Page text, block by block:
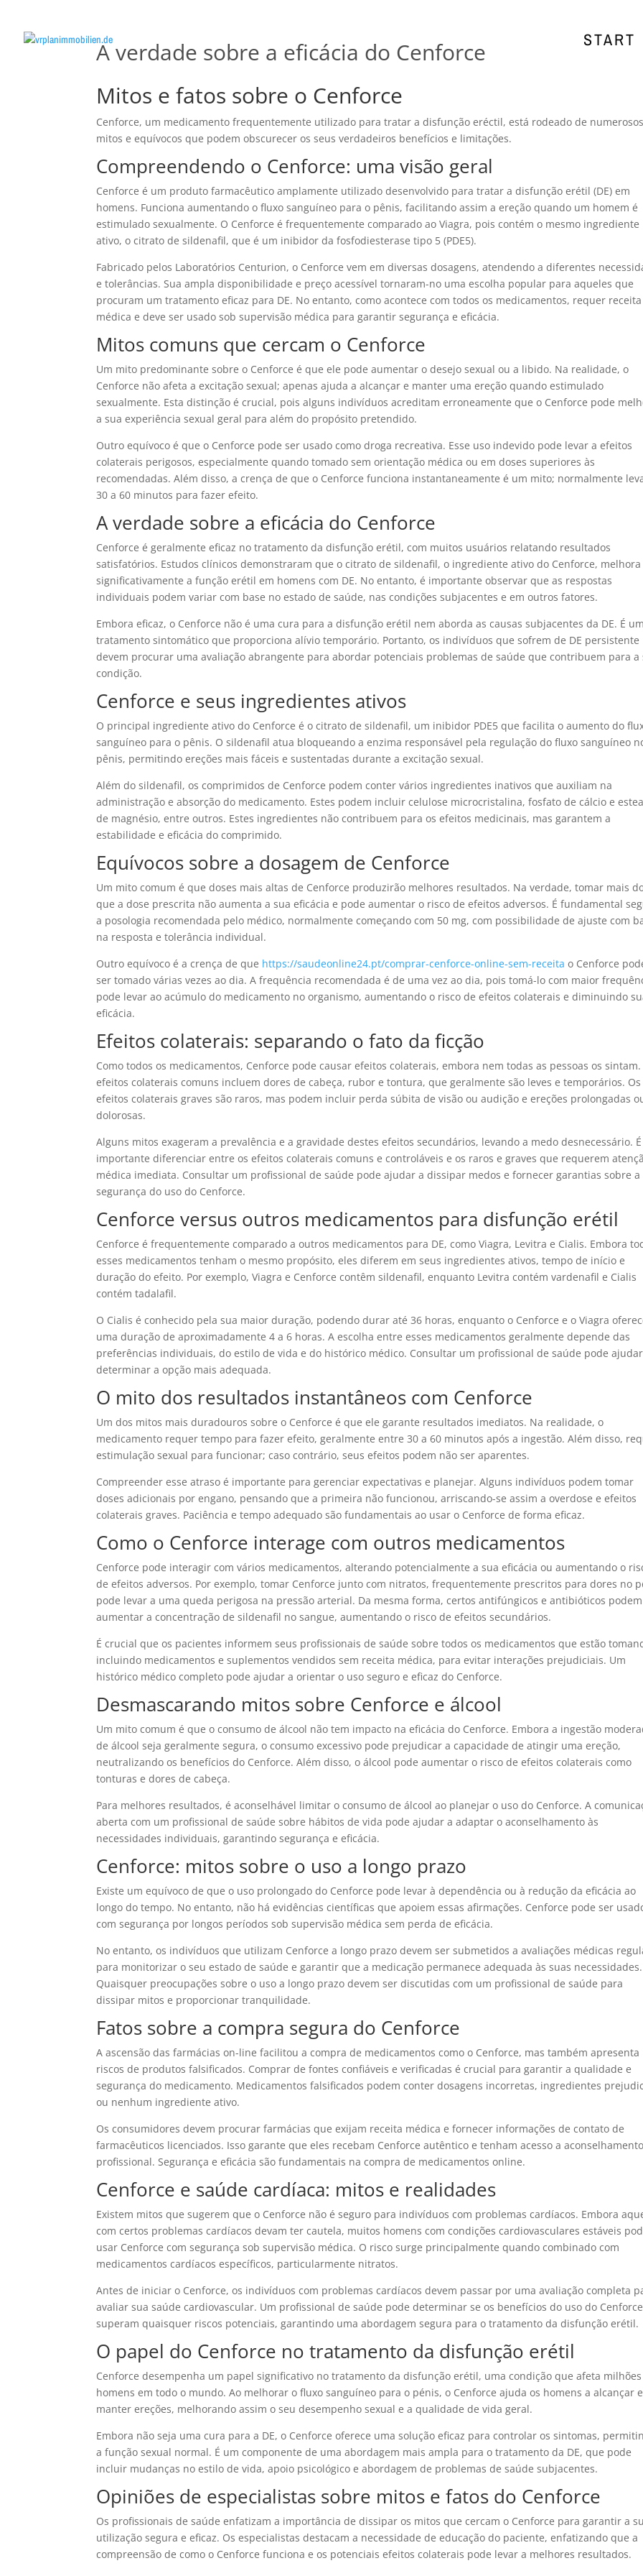
START
A verdade sobre a eficácia do Cenforce
Mitos e fatos sobre o Cenforce
Cenforce, um medicamento frequentemente utilizado para tratar a disfunção eréctil, está rodeado de numerosos
mitos e equívocos que podem obscurecer os seus verdadeiros benefícios e limitações.
Compreendendo o Cenforce: uma visão geral
Cenforce é um produto farmacêutico amplamente utilizado desenvolvido para tratar a disfunção erétil (DE) em
homens. Funciona aumentando o fluxo sanguíneo para o pênis, facilitando assim a ereção quando um homem é
estimulado sexualmente. O Cenforce é frequentemente comparado ao Viagra, pois contém o mesmo ingrediente
ativo, o citrato de sildenafil, que é um inibidor da fosfodiesterase tipo 5 (PDE5).
Fabricado pelos Laboratórios Centurion, o Cenforce vem em diversas dosagens, atendendo a diferentes
e tolerâncias. Sua ampla disponibilidade e preço acessível tornaram-no uma escolha popular para aqueles que
procuram um tratamento eficaz para DE. No entanto, como acontece com todos os medicamentos, requer receita
médica e deve ser usado sob supervisão médica para garantir segurança e eficácia.
Mitos comuns que cercam o Cenforce
Um mito predominante sobre o Cenforce é que ele pode aumentar o desejo sexual ou a libido. Na realidade, o
Cenforce não afeta a excitação sexual; apenas ajuda a alcançar e manter uma ereção quando estimulado
sexualmente. Esta distinção é crucial, pois alguns indivíduos acreditam erroneamente que o Cenforce pode
a sua experiência sexual geral para além do propósito pretendido.
Outro equívoco é que o Cenforce pode ser usado como droga recreativa. Esse uso indevido pode levar a efeitos
colaterais perigosos, especialmente quando tomado sem orientação médica ou em doses superiores às
recomendadas. Além disso, a crença de que o Cenforce funciona instantaneamente é um mito; normalmente
30 a 60 minutos para fazer efeito.
A verdade sobre a eficácia do Cenforce
Cenforce é geralmente eficaz no tratamento da disfunção erétil, com muitos usuários relatando resultados
satisfatórios. Estudos clínicos demonstraram que o citrato de sildenafil, o ingrediente ativo do Cenforce, melhora
significativamente a função erétil em homens com DE. No entanto, é importante observar que as respostas
individuais podem variar com base no estado de saúde, nas condições subjacentes e em outros fatores.
Embora eficaz, o Cenforce não é uma cura para a disfunção erétil nem aborda as causas subjacentes da DE. É um
tratamento sintomático que proporciona alívio temporário. Portanto, os indivíduos que sofrem de DE persistente
devem procurar uma avaliação abrangente para abordar potenciais problemas de saúde que contribuem para a
condição.
Cenforce e seus ingredientes ativos
O principal ingrediente ativo do Cenforce é o citrato de sildenafil, um inibidor PDE5 que facilita o aumento do
sanguíneo para o pênis. O sildenafil atua bloqueando a enzima responsável pela regulação do fluxo sanguíneo
pênis, permitindo ereções mais fáceis e sustentadas durante a excitação sexual.
Além do sildenafil, os comprimidos de Cenforce podem conter vários ingredientes inativos que auxiliam na
administração e absorção do medicamento. Estes podem incluir celulose microcristalina, fosfato de cálcio e
de magnésio, entre outros. Estes ingredientes não contribuem para os efeitos medicinais, mas garantem a
estabilidade e eficácia do comprimido.
Equívocos sobre a dosagem de Cenforce
Um mito comum é que doses mais altas de Cenforce produzirão melhores resultados. Na verdade, tomar mais
que a dose prescrita não aumenta a sua eficácia e pode aumentar o risco de efeitos adversos. É fundamental
a posologia recomendada pelo médico, normalmente começando com 50 mg, com possibilidade de ajuste com
na resposta e tolerância individual.
Outro equívoco é a crença de que https://saudeonline24.pt/comprar-cenforce-online-sem-receita o Cenforce
ser tomado várias vezes ao dia. A frequência recomendada é de uma vez ao dia, pois tomá-lo com maior
pode levar ao acúmulo do medicamento no organismo, aumentando o risco de efeitos colaterais e diminuindo
eficácia.
Efeitos colaterais: separando o fato da ficção
Como todos os medicamentos, Cenforce pode causar efeitos colaterais, embora nem todas as pessoas os sintam.
efeitos colaterais comuns incluem dores de cabeça, rubor e tontura, que geralmente são leves e temporários. Os
efeitos colaterais graves são raros, mas podem incluir perda súbita de visão ou audição e ereções prolongadas
dolorosas.
Alguns mitos exageram a prevalência e a gravidade destes efeitos secundários, levando a medo desnecessário. É
importante diferenciar entre os efeitos colaterais comuns e controláveis ​​​​e os raros e graves que requerem
médica imediata. Consultar um profissional de saúde pode ajudar a dissipar medos e fornecer garantias sobre a
segurança do uso do Cenforce.
Cenforce versus outros medicamentos para disfunção erétil
Cenforce é frequentemente comparado a outros medicamentos para DE, como Viagra, Levitra e Cialis. Embora
esses medicamentos tenham o mesmo propósito, eles diferem em seus ingredientes ativos, tempo de início e
duração do efeito. Por exemplo, Viagra e Cenforce contêm sildenafil, enquanto Levitra contém vardenafil e Cialis
contém tadalafil.
O Cialis é conhecido pela sua maior duração, podendo durar até 36 horas, enquanto o Cenforce e o Viagra
uma duração de aproximadamente 4 a 6 horas. A escolha entre esses medicamentos geralmente depende das
preferências individuais, do estilo de vida e do histórico médico. Consultar um profissional de saúde pode
determinar a opção mais adequada.
O mito dos resultados instantâneos com Cenforce
Um dos mitos mais duradouros sobre o Cenforce é que ele garante resultados imediatos. Na realidade, o
medicamento requer tempo para fazer efeito, geralmente entre 30 a 60 minutos após a ingestão. Além disso,
estimulação sexual para funcionar; caso contrário, seus efeitos podem não ser aparentes.
Compreender esse atraso é importante para gerenciar expectativas e planejar. Alguns indivíduos podem tomar
doses adicionais por engano, pensando que a primeira não funcionou, arriscando-se assim a overdose e efeitos
colaterais graves. Paciência e tempo adequado são fundamentais ao usar o Cenforce de forma eficaz.
Como o Cenforce interage com outros medicamentos
Cenforce pode interagir com vários medicamentos, alterando potencialmente a sua eficácia ou aumentando o
de efeitos adversos. Por exemplo, tomar Cenforce junto com nitratos, frequentemente prescritos para dores no
pode levar a uma queda perigosa na pressão arterial. Da mesma forma, certos antifúngicos e antibióticos podem
aumentar a concentração de sildenafil no sangue, aumentando o risco de efeitos secundários.
É crucial que os pacientes informem seus profissionais de saúde sobre todos os medicamentos que estão
incluindo medicamentos e suplementos vendidos sem receita médica, para evitar interações prejudiciais. Um
histórico médico completo pode ajudar a orientar o uso seguro e eficaz do Cenforce.
Desmascarando mitos sobre Cenforce e álcool
Um mito comum é que o consumo de álcool não tem impacto na eficácia do Cenforce. Embora a ingestão
de álcool seja geralmente segura, o consumo excessivo pode prejudicar a capacidade de atingir uma ereção,
neutralizando os benefícios do Cenforce. Além disso, o álcool pode aumentar o risco de efeitos colaterais como
tonturas e dores de cabeça.
Para melhores resultados, é aconselhável limitar o consumo de álcool ao planejar o uso do Cenforce. A
aberta com um profissional de saúde sobre hábitos de vida pode ajudar a adaptar o aconselhamento às
necessidades individuais, garantindo segurança e eficácia.
Cenforce: mitos sobre o uso a longo prazo
Existe um equívoco de que o uso prolongado do Cenforce pode levar à dependência ou à redução da eficácia ao
longo do tempo. No entanto, não há evidências científicas que apoiem essas afirmações. Cenforce pode ser
com segurança por longos períodos sob supervisão médica sem perda de eficácia.
No entanto, os indivíduos que utilizam Cenforce a longo prazo devem ser submetidos a avaliações médicas
para monitorizar o seu estado de saúde e garantir que a medicação permanece adequada às suas necessidades.
Quaisquer preocupações sobre o uso a longo prazo devem ser discutidas com um profissional de saúde para
dissipar mitos e proporcionar tranquilidade.
Fatos sobre a compra segura do Cenforce
A ascensão das farmácias on-line facilitou a compra de medicamentos como o Cenforce, mas também apresenta
riscos de produtos falsificados. Comprar de fontes confiáveis ​​​​e verificadas é crucial para garantir a qualidade e
segurança do medicamento. Medicamentos falsificados podem conter dosagens incorretas, ingredientes
ou nenhum ingrediente ativo.
Os consumidores devem procurar farmácias que exijam receita médica e fornecer informações de contato de
farmacêuticos licenciados. Isso garante que eles recebam Cenforce autêntico e tenham acesso a aconselhamento
profissional. Segurança e eficácia são fundamentais na compra de medicamentos online.
Cenforce e saúde cardíaca: mitos e realidades
Existem mitos que sugerem que o Cenforce não é seguro para indivíduos com problemas cardíacos. Embora
com certos problemas cardíacos devam ter cautela, muitos homens com condições cardiovasculares estáveis
usar Cenforce com segurança sob supervisão médica. O risco surge principalmente quando combinado com
medicamentos cardíacos específicos, particularmente nitratos.
Antes de iniciar o Cenforce, os indivíduos com problemas cardíacos devem passar por uma avaliação completa
avaliar sua saúde cardiovascular. Um profissional de saúde pode determinar se os benefícios do uso do Cenforce
superam quaisquer riscos potenciais, garantindo uma abordagem segura para o tratamento da disfunção erétil.
O papel do Cenforce no tratamento da disfunção erétil
Cenforce desempenha um papel significativo no tratamento da disfunção erétil, uma condição que afeta
homens em todo o mundo. Ao melhorar o fluxo sanguíneo para o pénis, o Cenforce ajuda os homens a alcançar e
manter ereções, melhorando assim o seu desempenho sexual e a qualidade de vida geral.
Embora não seja uma cura para a DE, o Cenforce oferece uma solução eficaz para controlar os sintomas,
a função sexual normal. É um componente de uma abordagem mais ampla para o tratamento da DE, que pode
incluir mudanças no estilo de vida, apoio psicológico e abordagem de problemas de saúde subjacentes.
Opiniões de especialistas sobre mitos e fatos do Cenforce
Os profissionais de saúde enfatizam a importância de dissipar os mitos que cercam o Cenforce para garantir a
utilização segura e eficaz. Os especialistas destacam a necessidade de educação do paciente, enfatizando que a
compreensão de como o Cenforce funciona e os potenciais efeitos colaterais pode levar a melhores resultados.